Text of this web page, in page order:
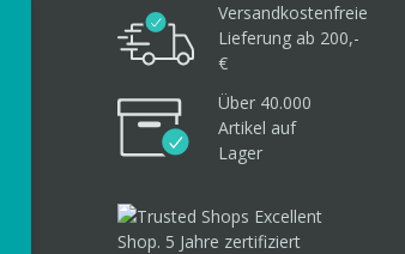
Versandkostenfreie
Lieferung ab 200,-
€
Über 40.000
Artikel auf
Lager